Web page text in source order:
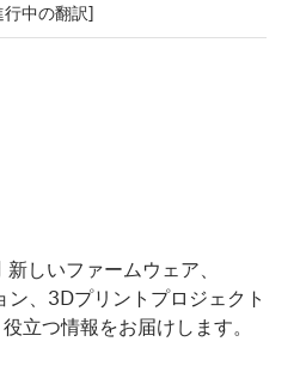
中の翻訳]
新しいファームウェア、
、3Dプリントプロジェクト
立つ情報をお届けします。